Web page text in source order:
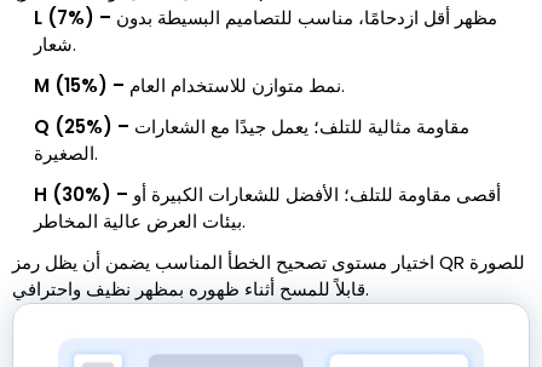
L (7%) – مظهر أقل ازدحامًا، مناسب للتصاميم البسيطة بدون
شعار.
M (15%) –
نمط متوازن للاستخدام العام.
Q (25%) – مقاومة مثالية للتلف؛ يعمل جيدًا مع الشعارات
الصغيرة.
H (30%) – أقصى مقاومة للتلف؛ الأفضل للشعارات الكبيرة أو
بيئات العرض عالية المخاطر.
اختيار مستوى تصحيح الخطأ المناسب يضمن أن يظل رمز QR للصورة
قابلاً للمسح أثناء ظهوره بمظهر نظيف واحترافي.